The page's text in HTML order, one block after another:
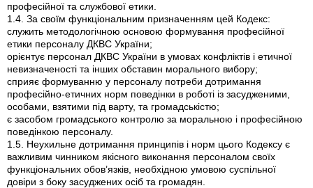
професійної та службової етики.
1.4. За своїм функціональним призначенням цей Кодекс:
служить методологічною основою формування професійної
етики персоналу ДКВС України;
орієнтує персонал ДКВС України в умовах конфліктів і етичної
невизначеності та інших обставин морального вибору;
сприяє формуванню у персоналу потреби дотримання
професійно-етичних норм поведінки в роботі із засудженими,
особами, взятими під варту, та громадськістю;
є засобом громадського контролю за моральною і професійною
поведінкою персоналу.
1.5. Неухильне дотримання принципів і норм цього Кодексу є
важливим чинником якісного виконання персоналом своїх
функціональних обов’язків, необхідною умовою суспільної
довіри з боку засуджених осіб та громадян.